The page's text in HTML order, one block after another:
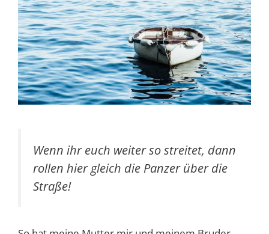
Wenn ihr euch weiter so streitet, dann
rollen hier gleich die Panzer über die
Straße!